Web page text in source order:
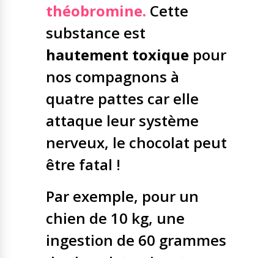
théobromine. Cette
substance est
hautement toxique pour
nos compagnons à
quatre pattes car elle
attaque leur système
nerveux, le chocolat peut
être fatal !
Par exemple, pour un
chien de 10 kg, une
ingestion de 60 grammes